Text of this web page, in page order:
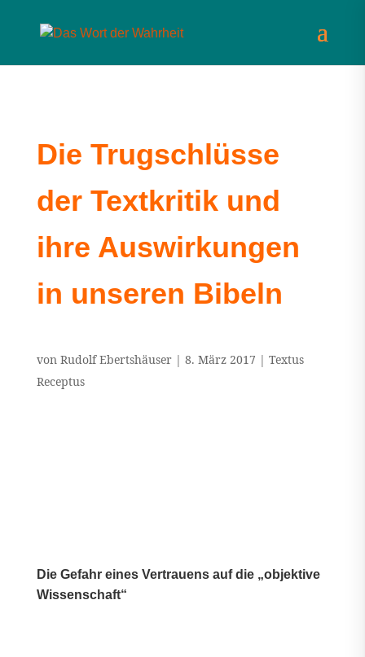
Die Trugschlüsse
der Textkritik und
ihre Auswirkungen
in unseren Bibeln
von Rudolf Ebertshäuser| 8. März 2017 | Textus
Receptus
Die Gefahr eines Vertrauens auf die „objektive
Wissenschaft“